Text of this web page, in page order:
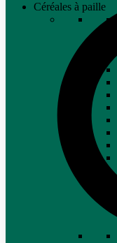
Céréales à paille